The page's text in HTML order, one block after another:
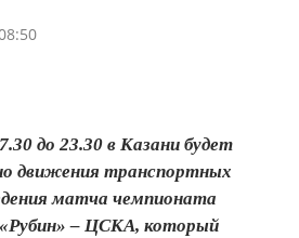
до 23.30 в Казани будет
движения транспортных
матча чемпионата
– ЦСКА, который